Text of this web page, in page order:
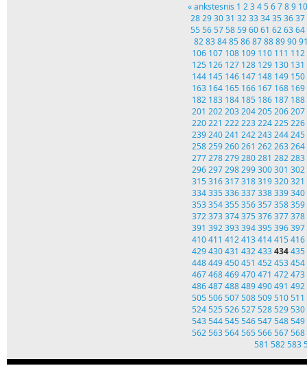
« ankstesnis 1 23456789 10
28293031 323334353637
55565758596061 626364
82 83 84 85 86 87 88 89 90
106 107 108 109 110 111 112
125 126 127 128 129 130 131
144 145 146 147 148 149 150
163 164 165 166 167 168 169
182 183 184 185 186 187 188
201 202 203 204 205 206 207
220 221 222 223 224 225 226
239 240 241 242 243 244 245
258 259 260 261 262 263 264
277 278 279 280 281 282 283
296 297 298 299 300 301 302
315 316 317 318 319 320 321
334 335 336 337 338 339 340
353 354 355 356 357 358 359
372 373 374 375 376 377 378
391 392 393 394 395 396 397
410 411 412 413 414 415 416
429 430 431 432 433 434 435
448 449 450 451 452 453 454
467 468 469 470 471 472 473
486 487 488 489 490 491 492
505 506 507 508 509 510 511
524 525 526 527 528 529 530
543 544 545 546 547 548 549
562 563 564 565 566 567 568
581 582 583